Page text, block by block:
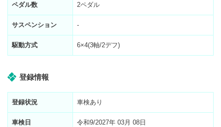
ペダル数 2ペダル
サスペンション -
駆動方式 6×4(3軸/2デフ)
登録情報
登録状況 車検あり
車検日 令和9/2027年 03月 08日